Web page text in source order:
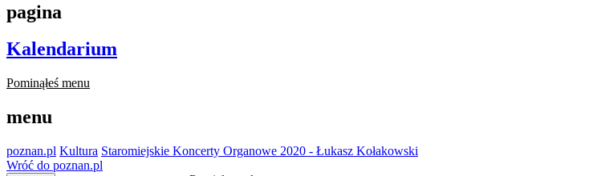
pagina
Kalendarium
Pominąłeś menu
menu
poznan.pl Kultura Staromiejskie Koncerty Organowe 2020 - Łukasz Kołakowski
Wróć do poznan.pl